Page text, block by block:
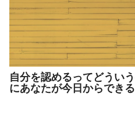
自分を認めるってどうい
にあなたが今日からでき